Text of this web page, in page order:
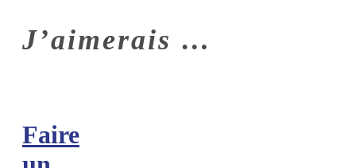
J’aimerais …
Faire